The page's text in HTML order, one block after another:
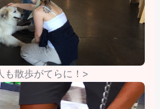
も散歩がてらに！>